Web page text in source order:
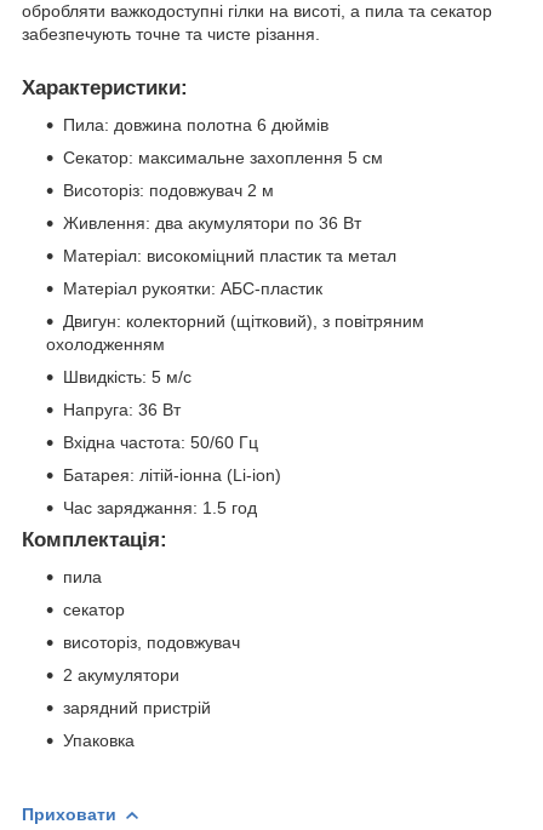
обробляти важкодоступні гілки на висоті, а пила та секатор
забезпечують точне та чисте різання.
Характеристики:
Пила: довжина полотна 6 дюймів
Секатор: максимальне захоплення 5 см
Висоторіз: подовжувач 2 м
Живлення: два акумулятори по 36 Вт
Матеріал: високоміцний пластик та метал
Матеріал рукоятки: АБС-пластик
Двигун: колекторний (щітковий), з повітряним
охолодженням
Швидкість: 5 м/с
Напруга: 36 Вт
Вхідна частота: 50/60 Гц
Батарея: літій-іонна (Li-ion)
Час заряджання: 1.5 год
Комплектація:
пила
секатор
висоторіз, подовжувач
2 акумулятори
зарядний пристрій
Упаковка
Приховати